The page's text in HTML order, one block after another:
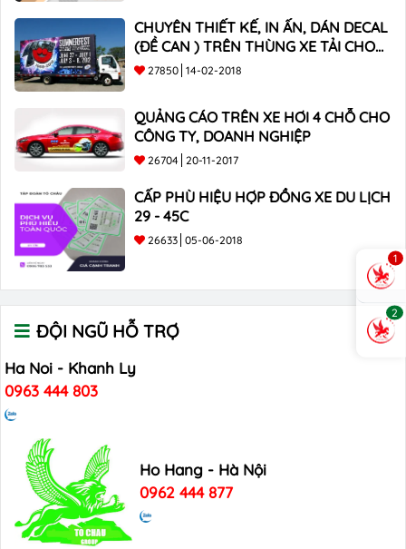
CHUYÊN THIẾT KẾ, IN ẤN, DÁN DECAL
(ĐỀ CAN ) TRÊN THÙNG XE TẢI CHO
CÔNG TY
27850 14-02-2018
QUẢNG CÁO TRÊN XE HƠI 4 CHỖ CHO
CÔNG TY, DOANH NGHIỆP
26704 20-11-2017
CẤP PHÙ HIỆU HỢP ĐỒNG XE DU LỊCH
29 - 45C
26633 05-06-2018
ĐỘI NGŨ HỖ TRỢ
Ha Noi - Khanh Ly
0963 444 803
Ho Hang - Hà Nội
0962 444 877
1
2